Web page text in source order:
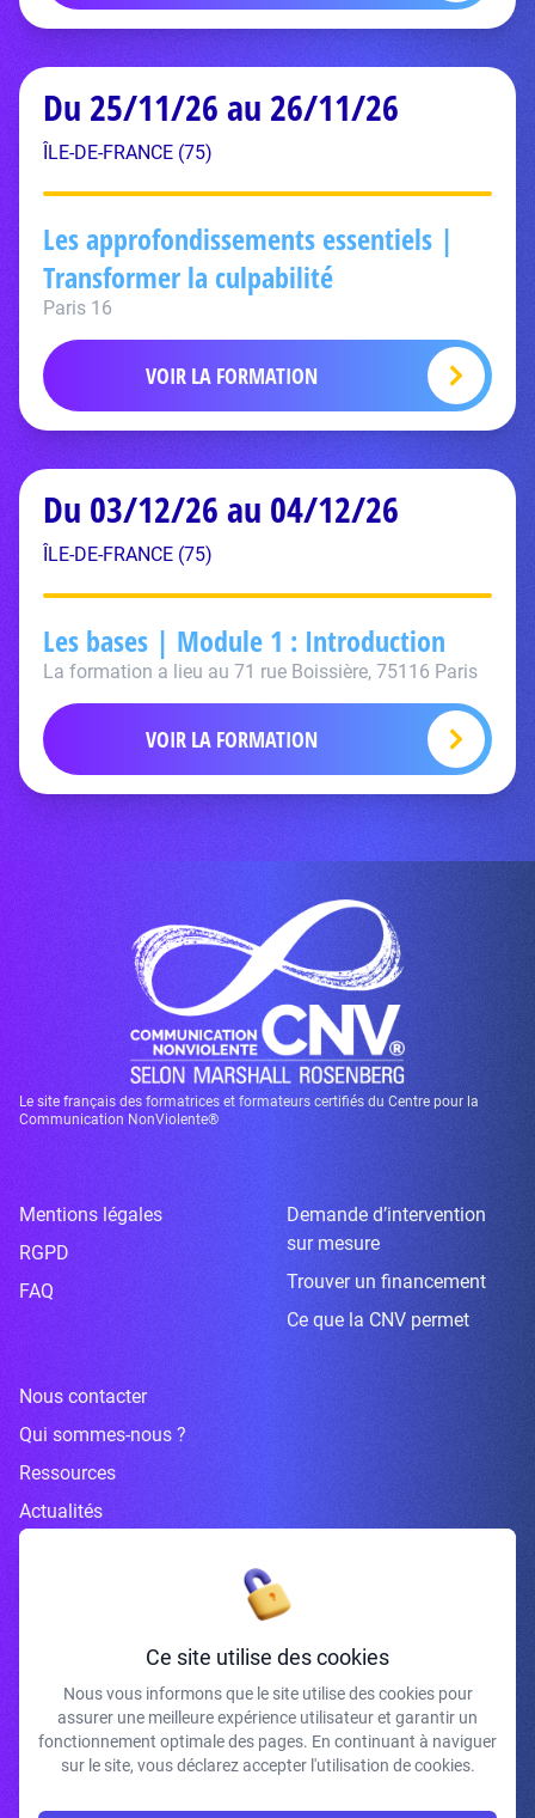
Du 25/11/26 au 26/11/26
ÎLE-DE-FRANCE (75)
Les approfondissements essentiels |
Transformer la culpabilité
Paris 16
VOIR LA FORMATION
Du 03/12/26 au 04/12/26
ÎLE-DE-FRANCE (75)
Les bases | Module 1 : Introduction
La formation a lieu au 71 rue Boissière, 75116 Paris
VOIR LA FORMATION
Le site français des formatrices et formateurs certifiés du Centre pour la
Communication NonViolente®
Mentions légales
RGPD
FAQ
Demande d’intervention
sur mesure
Trouver un financement
Ce que la CNV permet
Nous contacter
Qui sommes-nous ?
Ressources
Actualités
Inscrivez-vous à la newsletter
J'accepte de recevoir vos e-mails et confirme avoir pris connaissance de
votre politique de confidentialité et mentions légales.
Ce site utilise des cookies
Nous vous informons que le site utilise des cookies pour
assurer une meilleure expérience utilisateur et garantir un
fonctionnement optimale des pages. En continuant à naviguer
sur le site, vous déclarez accepter l'utilisation de cookies.